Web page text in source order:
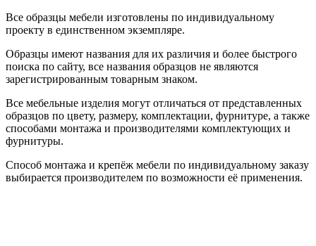
Все образцы мебели изготовлены по индивидуальному
проекту в единственном экземпляре.
Образцы имеют названия для их различия и более быстрого
поиска по сайту, все названия образцов не являются
зарегистрированным товарным знаком.
Все мебельные изделия могут отличаться от представленных
образцов по цвету, размеру, комплектации, фурнитуре, а также
способами монтажа и производителями комплектующих и
фурнитуры.
Способ монтажа и крепёж мебели по индивидуальному заказу
выбирается производителем по возможности её применения.